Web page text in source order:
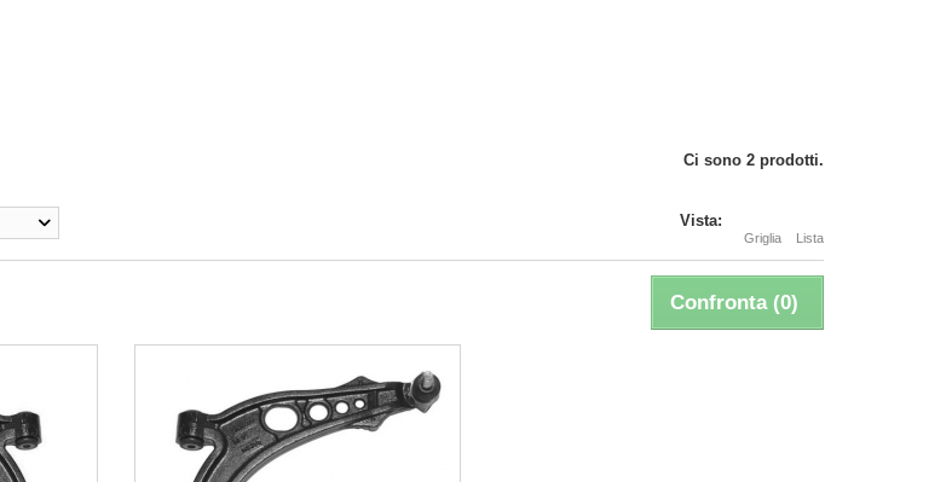
Ci sono 2 prodotti.
Vista:
Griglia Lista
Confronta (0)